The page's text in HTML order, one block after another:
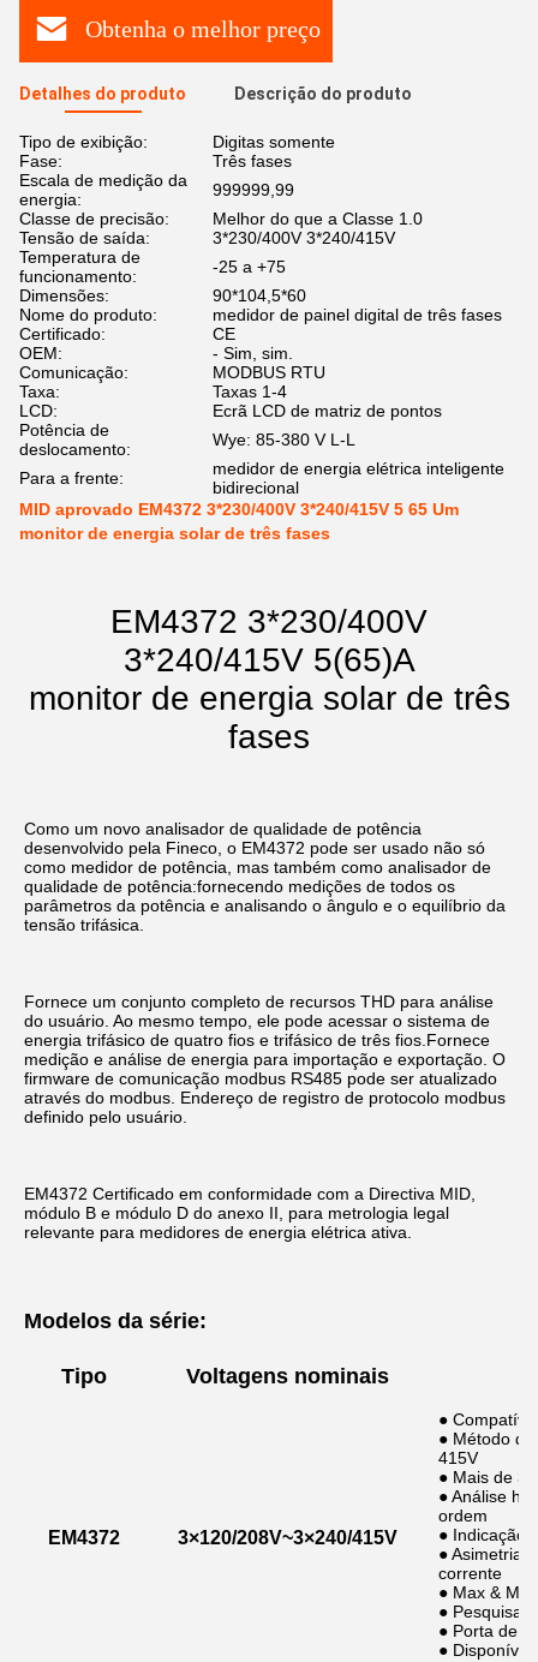
Obtenha o melhor preço
Detalhes do produto Descrição do produto
Tipo de exibição:
Digitas somente
Fase:
Três fases
Escala de medição da
energia:
999999,99
Classe de precisão:
Melhor do que a Classe 1.0
Tensão de saída:
3*230/400V 3*240/415V
Temperatura de
funcionamento:
-25 a +75
Dimensões:
90*104,5*60
Nome do produto:
medidor de painel digital de três fases
Certificado:
CE
OEM:
- Sim, sim.
Comunicação:
MODBUS RTU
Taxa:
Taxas 1-4
LCD:
Ecrã LCD de matriz de pontos
Potência de
deslocamento:
Wye: 85-380 V L-L
Para a frente:
medidor de energia elétrica inteligente
bidirecional
MID aprovado EM4372 3*230/400V 3*240/415V 5 65 Um
monitor de energia solar de três fases
EM4372 3*230/400V
3*240/415V 5(65)A
monitor de energia solar de três
fases
Como um novo analisador de qualidade de potência
desenvolvido pela Fineco, o EM4372 pode ser usado não só
como medidor de potência, mas também como analisador de
qualidade de potência:fornecendo medições de todos os
parâmetros da potência e analisando o ângulo e o equilíbrio da
tensão trifásica.
Fornece um conjunto completo de recursos THD para análise
do usuário. Ao mesmo tempo, ele pode acessar o sistema de
energia trifásico de quatro fios e trifásico de três fios.Fornece
medição e análise de energia para importação e exportação. O
firmware de comunicação modbus RS485 pode ser atualizado
através do modbus. Endereço de registro de protocolo modbus
definido pelo usuário.
EM4372 Certificado em conformidade com a Directiva MID,
módulo B e módulo D do anexo II, para metrologia legal
relevante para medidores de energia elétrica ativa.
Modelos da série:
Tipo Voltagens nominais
EM4372 3×120/208V~3×240/415V
●
● Método
415V
● Mais de
● Análise
ordem
● Indicação
● Asimetria
corrente
● Max &
● Pesquisa/
● Porta de
● Disponível